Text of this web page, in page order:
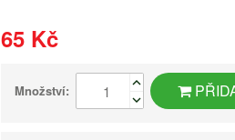
65 Kč
Množství: